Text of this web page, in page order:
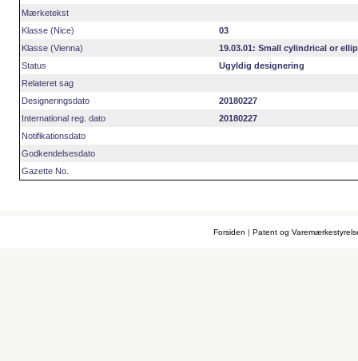
Mærketekst
Klasse (Nice)
03
Klasse (Vienna)
19.03.01: Small cylindrical or
Status
Ugyldig designering
Relateret sag
Designeringsdato
20180227
International reg. dato
20180227
Notifikationsdato
Godkendelsesdato
Gazette No.
Forsiden |Patent og